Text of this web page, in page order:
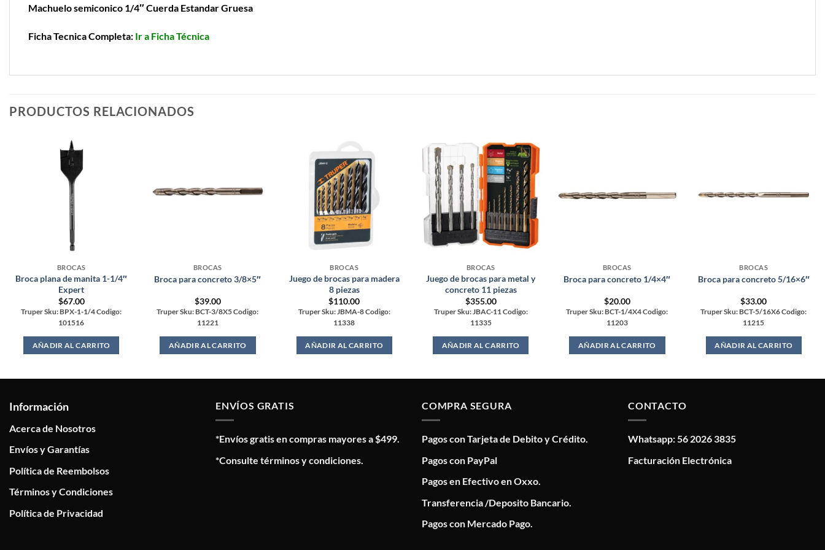
Machuelo semiconico 1/4″ Cuerda Estandar Gruesa
Ficha Tecnica Completa: Ir a Ficha Técnica
PRODUCTOS RELACIONADOS
BROCAS
Broca plana de manita 1-1/4″
Expert
$67.00
Truper Sku: BPX-1-1/4 Codigo:
101516
AÑADIR AL CARRITO
BROCAS
Broca para concreto 3/8×5″
$39.00
Truper Sku: BCT-3/8X5 Codigo:
11221
AÑADIR AL CARRITO
BROCAS
Juego de brocas para madera
8 piezas
$110.00
Truper Sku: JBMA-8 Codigo:
11338
AÑADIR AL CARRITO
BROCAS
Juego de brocas para metal y
concreto 11 piezas
$355.00
Truper Sku: JBAC-11 Codigo:
11335
AÑADIR AL CARRITO
BROCAS
Broca para concreto 1/4×4″
$20.00
Truper Sku: BCT-1/4X4 Codigo:
11203
AÑADIR AL CARRITO
BROCAS
Broca para concreto 5/16×6″
$33.00
Truper Sku: BCT-5/16X6 Codigo:
11215
AÑADIR AL CARRITO
Información
Acerca de Nosotros
Envíos y Garantías
Política de Reembolsos
Términos y Condiciones
Política de Privacidad
ENVÍOS GRATIS
*Envíos gratis en compras mayores a $499.
*Consulte términos y condiciones.
COMPRA SEGURA
Pagos con Tarjeta de Debito y Crédito.
Pagos con PayPal
Pagos en Efectivo en Oxxo.
Transferencia /Deposito Bancario.
Pagos con Mercado Pago.
CONTACTO
Whatsapp: 56 2026 3835
Facturación Electrónica